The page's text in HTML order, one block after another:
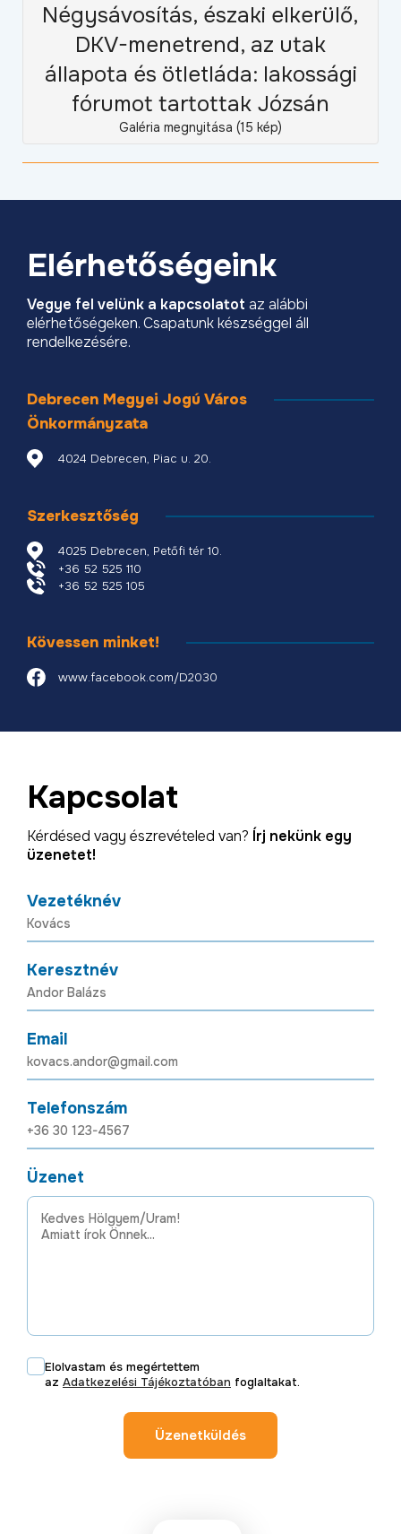
Négysávosítás, északi elkerülő,
DKV-menetrend, az utak
állapota és ötletláda: lakossági
fórumot tartottak Józsán
Galéria megnyitása (15 kép)
Elérhetőségeink
Vegye fel velünk a kapcsolatot az alábbi
elérhetőségeken. Csapatunk készséggel áll
rendelkezésére.
Debrecen Megyei Jogú Város
Önkormányzata
4024 Debrecen, Piac u. 20.
Szerkesztőség
4025 Debrecen, Petőfi tér 10.
+36 52 525 110
+36 52 525 105
Kövessen minket!
www.facebook.com/D2030
Kapcsolat
Kérdésed vagy észrevételed van? Írj nekünk egy
üzenetet!
Vezetéknév
Keresztnév
Email
Telefonszám
Üzenet
Elolvastam és megértettem
az Adatkezelési Tájékoztatóban foglaltakat.
Üzenetküldés